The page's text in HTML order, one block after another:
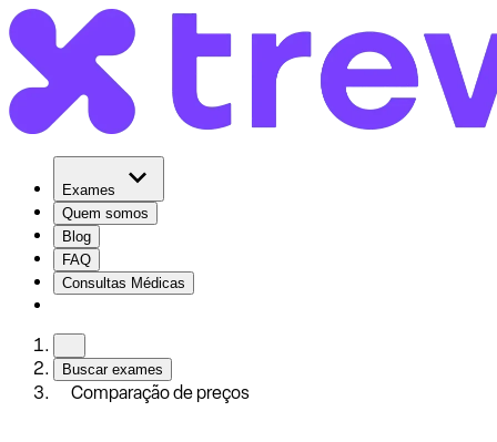
Exames
Quem somos
Blog
FAQ
Consultas Médicas
Buscar exames
Comparação de preços